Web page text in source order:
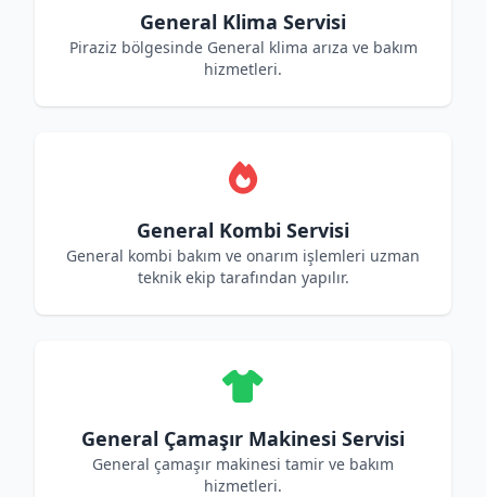
General Klima Servisi
Piraziz bölgesinde General klima arıza ve bakım
hizmetleri.
General Kombi Servisi
General kombi bakım ve onarım işlemleri uzman
teknik ekip tarafından yapılır.
General Çamaşır Makinesi Servisi
General çamaşır makinesi tamir ve bakım
hizmetleri.